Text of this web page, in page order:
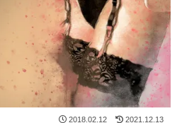
2018.02.12 2021.12.13